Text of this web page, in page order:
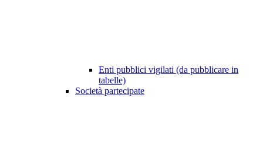
Enti pubblici vigilati (da pubblicare in
tabelle)
Società partecipate